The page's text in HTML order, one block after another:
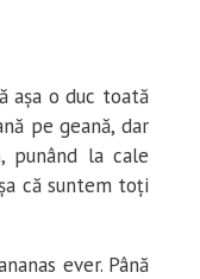
așa o duc toată
pe geană, dar
la cale
că suntem toți
ever. Până